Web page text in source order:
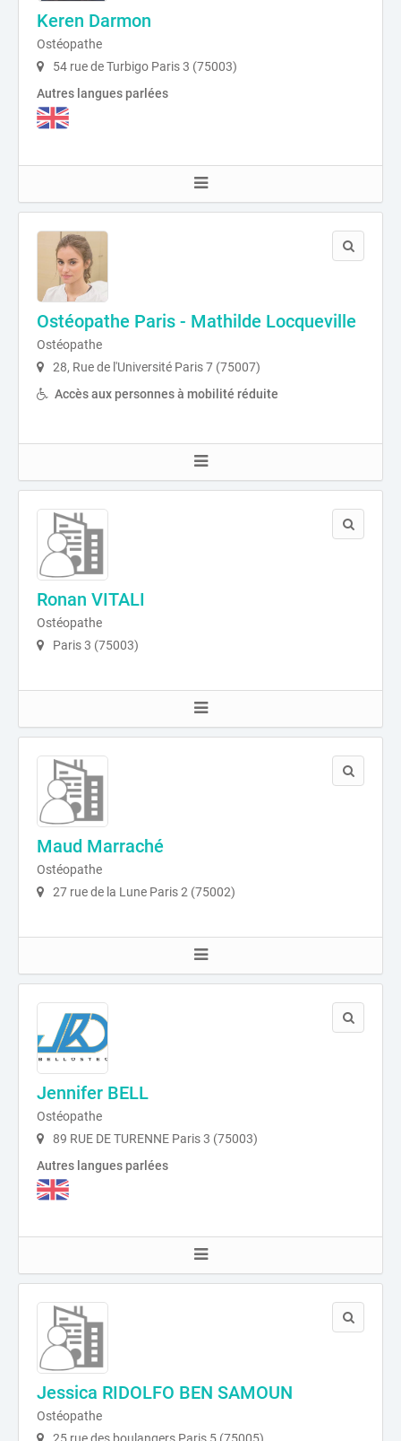
Keren Darmon
Ostéopathe
54 rue de Turbigo Paris 3 (75003)
Autres langues parlées
Ostéopathe Paris - Mathilde Locqueville
Ostéopathe
28, Rue de l'Université Paris 7 (75007)
Accès aux personnes à mobilité réduite
Ronan VITALI
Ostéopathe
Paris 3 (75003)
Maud Marraché
Ostéopathe
27 rue de la Lune Paris 2 (75002)
Jennifer BELL
Ostéopathe
89 RUE DE TURENNE Paris 3 (75003)
Autres langues parlées
Jessica RIDOLFO BEN SAMOUN
Ostéopathe